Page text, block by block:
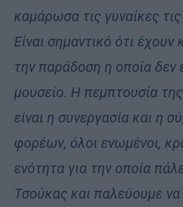
καμάρωσα τις γυναίκες
Είναι σημαντικό ότι
την παράδοση η οποία δεν
μουσείο. Η πεμπτουσία
είναι η συνεργασία και η
φορέων, όλοι ενωμένοι,
ενότητα για την οποία
Τσούκας και παλεύουμε